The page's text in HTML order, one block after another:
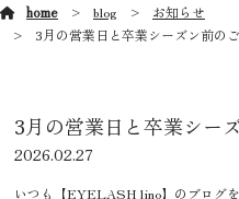
home blog
お知らせ
3月の営業日と卒業シーズン前の
3月の営業日と卒業シー
2026.02.27
いつも【EYELASH lino】のブログ